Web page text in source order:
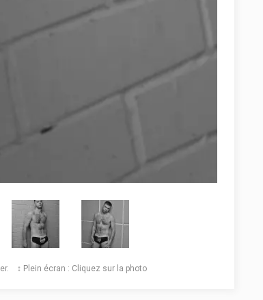
↕️ Plein écran : Cliquez sur la photo